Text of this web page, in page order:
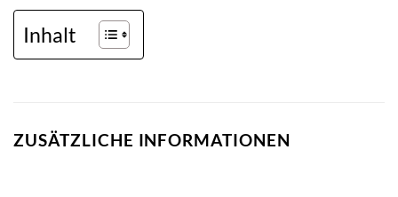
Inhalt
ZUSÄTZLICHE INFORMATIONEN